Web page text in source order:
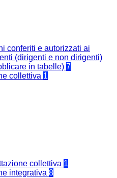
conferiti e autorizzati ai
(dirigenti e non dirigenti)
in tabelle) 7
collettiva 1
collettiva 1
integrativa 8